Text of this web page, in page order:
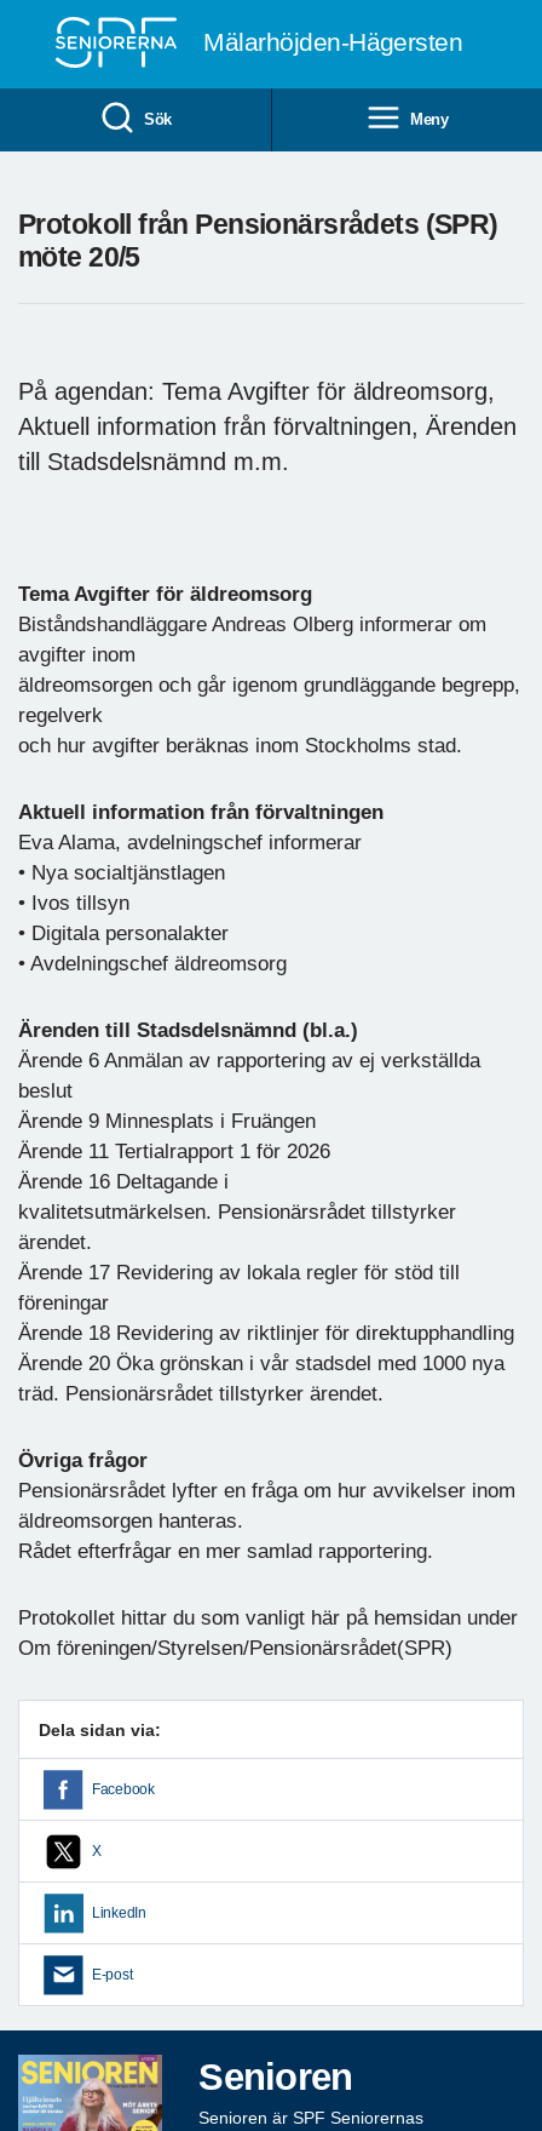
Mälarhöjden-Hägersten
Sök Meny
Protokoll från Pensionärsrådets (SPR)
möte 20/5
På agendan: Tema Avgifter för äldreomsorg,
Aktuell information från förvaltningen, Ärenden
till Stadsdelsnämnd m.m.
Tema Avgifter för äldreomsorg
Biståndshandläggare Andreas Olberg informerar om
avgifter inom
äldreomsorgen och går igenom grundläggande begrepp,
regelverk
och hur avgifter beräknas inom Stockholms stad.
Aktuell information från förvaltningen
Eva Alama, avdelningschef informerar
• Nya socialtjänstlagen
• Ivos tillsyn
• Digitala personalakter
• Avdelningschef äldreomsorg
Ärenden till Stadsdelsnämnd (bl.a.)
Ärende 6 Anmälan av rapportering av ej verkställda
beslut
Ärende 9 Minnesplats i Fruängen
Ärende 11 Tertialrapport 1 för 2026
Ärende 16 Deltagande i
kvalitetsutmärkelsen. Pensionärsrådet tillstyrker
ärendet.
Ärende 17 Revidering av lokala regler för stöd till
föreningar
Ärende 18 Revidering av riktlinjer för direktupphandling
Ärende 20 Öka grönskan i vår stadsdel med 1000 nya
träd. Pensionärsrådet tillstyrker ärendet.
Övriga frågor
Pensionärsrådet lyfter en fråga om hur avvikelser inom
äldreomsorgen hanteras.
Rådet efterfrågar en mer samlad rapportering.
Protokollet hittar du som vanligt här på hemsidan under
Om föreningen/Styrelsen/Pensionärsrådet(SPR)
Dela sidan via:
Facebook
X
LinkedIn
E-post
Senioren
Senioren är SPF Seniorernas